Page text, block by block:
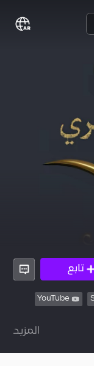
تابع
المزيد